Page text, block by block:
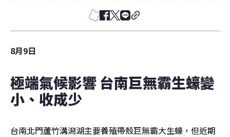
8月9日
極端氣候影響 台南巨無霸生蠔變
小、收成少
台南北門蘆竹溝潟湖主要養殖帶殼巨無霸大生蠔，但近期